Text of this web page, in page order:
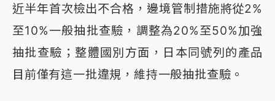
近半年首次檢出不合格，邊境管制措施將從2%
至10%一般抽批查驗，調整為20%至50%加強
抽批查驗；整體國別方面，日本同號列的產品
目前僅有這一批違規，維持一般抽批查驗。